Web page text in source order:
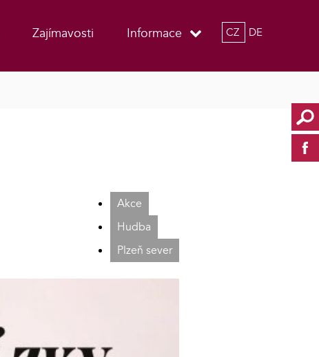
Zajímavosti Informace CZ DE
Akce
Hudba
Plzeň sever